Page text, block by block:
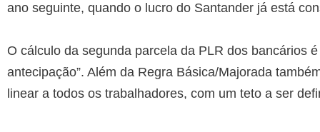
ano seguinte, quando o lucro do Santander já está
O cálculo da segunda parcela da PLR dos bancários
antecipação”. Além da Regra Básica/Majorada
linear a todos os trabalhadores, com um teto a ser